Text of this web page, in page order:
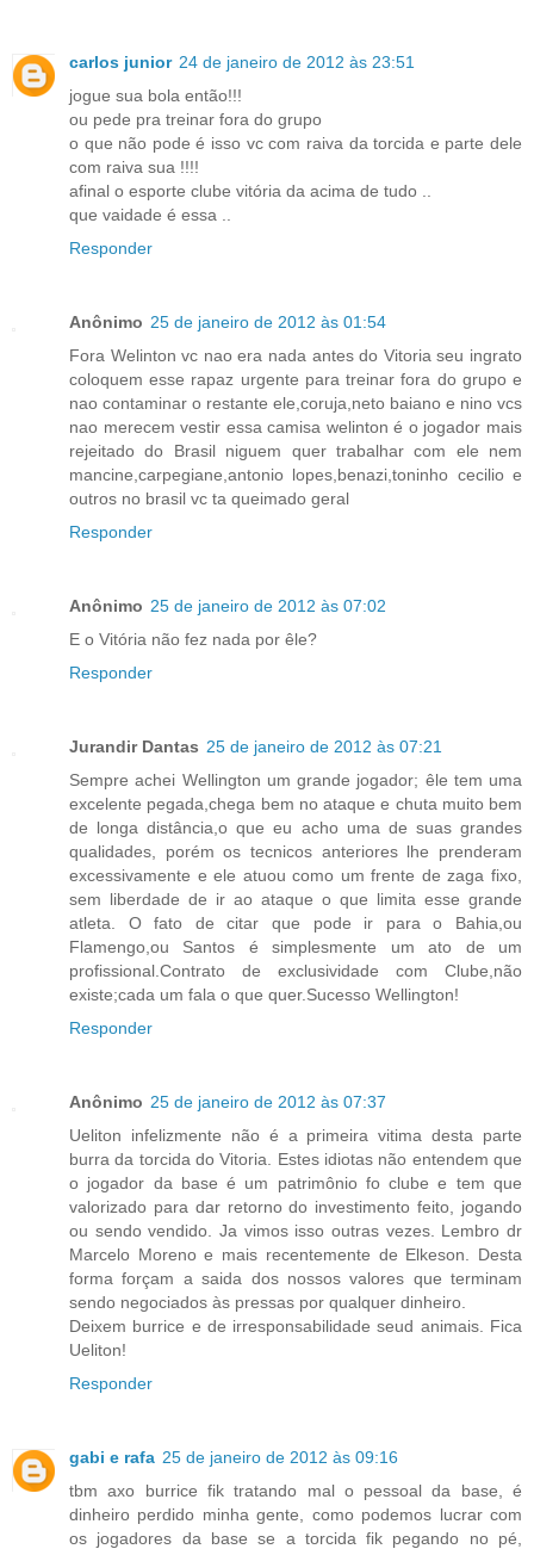
carlos junior 24 de janeiro de 2012 às 23:51
jogue sua bola então!!!
ou pede pra treinar fora do grupo
o que não pode é isso vc com raiva da torcida e parte dele
com raiva sua !!!!
afinal o esporte clube vitória da acima de tudo ..
que vaidade é essa ..
Responder
Anônimo 25 de janeiro de 2012 às 01:54
Fora Welinton vc nao era nada antes do Vitoria seu ingrato
coloquem esse rapaz urgente para treinar fora do grupo e
nao contaminar o restante ele,coruja,neto baiano e nino vcs
nao merecem vestir essa camisa welinton é o jogador mais
rejeitado do Brasil niguem quer trabalhar com ele nem
mancine,carpegiane,antonio lopes,benazi,toninho cecilio e
outros no brasil vc ta queimado geral
Responder
Anônimo 25 de janeiro de 2012 às 07:02
E o Vitória não fez nada por êle?
Responder
Jurandir Dantas 25 de janeiro de 2012 às 07:21
Sempre achei Wellington um grande jogador; êle tem uma
excelente pegada,chega bem no ataque e chuta muito bem
de longa distância,o que eu acho uma de suas grandes
qualidades, porém os tecnicos anteriores lhe prenderam
excessivamente e ele atuou como um frente de zaga fixo,
sem liberdade de ir ao ataque o que limita esse grande
atleta. O fato de citar que pode ir para o Bahia,ou
Flamengo,ou Santos é simplesmente um ato de um
profissional.Contrato de exclusividade com Clube,não
existe;cada um fala o que quer.Sucesso Wellington!
Responder
Anônimo 25 de janeiro de 2012 às 07:37
Ueliton infelizmente não é a primeira vitima desta parte
burra da torcida do Vitoria. Estes idiotas não entendem que
o jogador da base é um patrimônio fo clube e tem que
valorizado para dar retorno do investimento feito, jogando
ou sendo vendido. Ja vimos isso outras vezes. Lembro dr
Marcelo Moreno e mais recentemente de Elkeson. Desta
forma forçam a saida dos nossos valores que terminam
sendo negociados às pressas por qualquer dinheiro.
Deixem burrice e de irresponsabilidade seud animais. Fica
Ueliton!
Responder
gabi e rafa 25 de janeiro de 2012 às 09:16
tbm axo burrice fik tratando mal o pessoal da base, é
dinheiro perdido minha gente, como podemos lucrar com
os jogadores da base se a torcida fik pegando no pé,